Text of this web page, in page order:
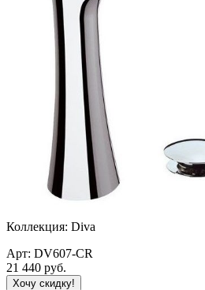
Коллекция: Diva
Арт: DV607-CR
21 440 руб.
Хочу скидку!